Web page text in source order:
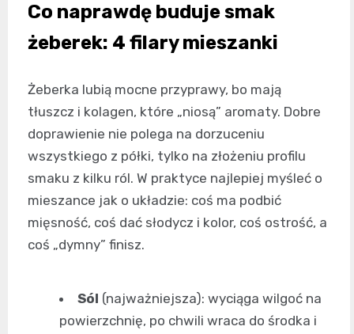
Co naprawdę buduje smak
żeberek: 4 filary mieszanki
Żeberka lubią mocne przyprawy, bo mają
tłuszcz i kolagen, które „niosą” aromaty. Dobre
doprawienie nie polega na dorzuceniu
wszystkiego z półki, tylko na złożeniu profilu
smaku z kilku ról. W praktyce najlepiej myśleć o
mieszance jak o układzie: coś ma podbić
mięsność, coś dać słodycz i kolor, coś ostrość, a
coś „dymny” finisz.
Sól (najważniejsza): wyciąga wilgoć na
powierzchnię, po chwili wraca do środka i